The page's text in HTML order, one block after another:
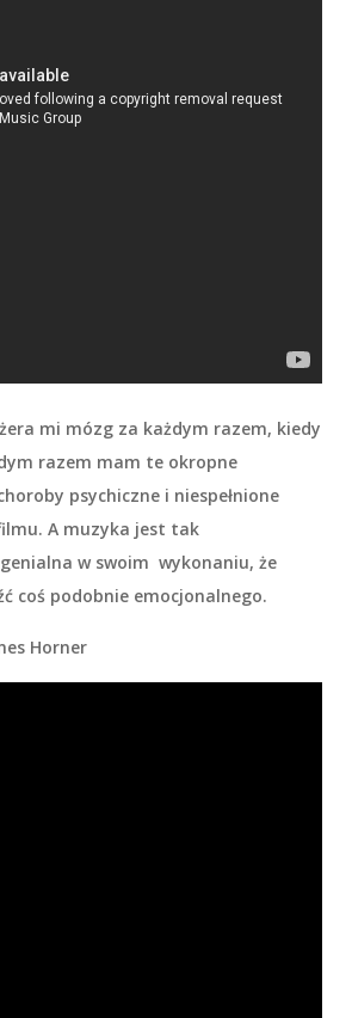
mi mózg za każdym razem, kiedy
razem mam te okropne
psychiczne i niespełnione
A muzyka jest tak
w swoim wykonaniu, że
coś podobnie emocjonalnego.
Horner